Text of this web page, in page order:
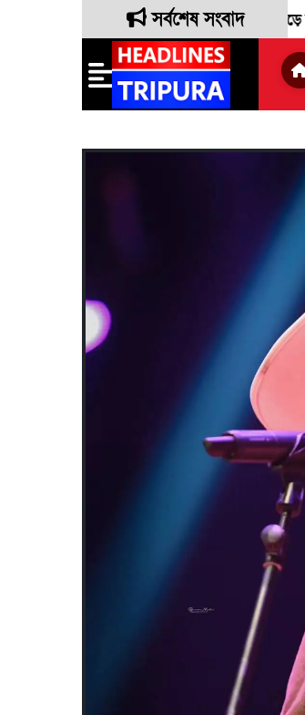
সর্বশেষ সংবাদ
সাংসদ রেবতী ত্রিপুরা দীর্ঘ সাড়ে সাত বছরের